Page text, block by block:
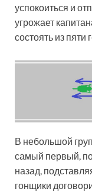
успокоиться и
угрожает
состоять из пяти
В небольшой
самый первый,
назад,
гонщики